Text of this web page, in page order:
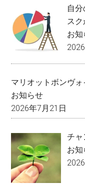
自
スク
お
マリオットボンヴ
お知らせ
2026年7月21日
チャ
お